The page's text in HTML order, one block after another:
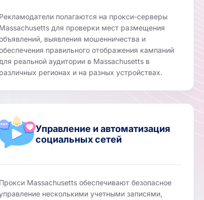
Рекламодатели полагаются на прокси-серверы
Massachusetts для проверки мест размещения
выявления мошенничества и
правильного отображения кампаний
реальной аудитории в Massachusetts в
различных регионах и на разных устройствах.
Управление и автоматизация
социальных сетей
Прокси Massachusetts обеспечивают безопасное
несколькими учетными записями,